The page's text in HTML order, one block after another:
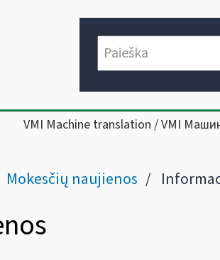
VMI Machine translation / VMI
Mokesčių naujienos Informacinis pranešimas dėl MAĮ 63 straipsnio, 64 straipsnio 2